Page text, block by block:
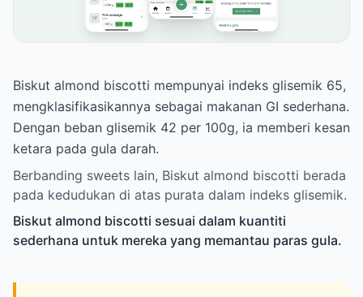
Biskut almond biscotti mempunyai indeks glisemik 65,
mengklasifikasikannya sebagai makanan GI sederhana.
Dengan beban glisemik 42 per 100g, ia memberi kesan
ketara pada gula darah.
Berbanding sweets lain, Biskut almond biscotti berada
pada kedudukan di atas purata dalam indeks glisemik.
Biskut almond biscotti sesuai dalam kuantiti
sederhana untuk mereka yang memantau paras gula.